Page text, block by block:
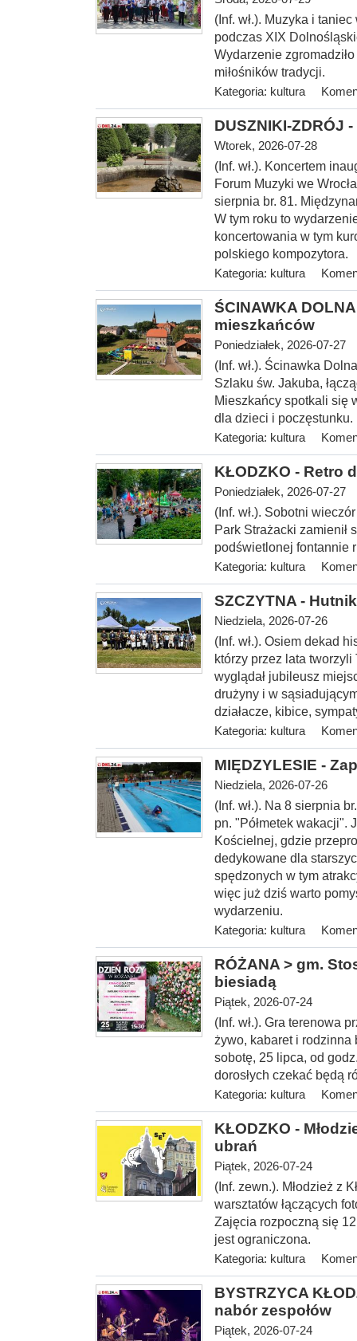
(Inf. wł.). Muzyka i
podczas XIX
Wydarzenie
miłośników tradycji.
Kategoria: kultura
DUSZNIKI-ZDRÓJ
Wtorek, 2026-07-28
(Inf. wł.). Koncertem
Forum Muzyki we
sierpnia br. 81.
W tym roku to
koncertowania w tym
polskiego kompozytora.
Kategoria: kultura
ŚCINAWKA
mieszkańców
Poniedziałek, 2026-07-27
(Inf. wł.). Ścinawka
Szlaku św. Jakuba,
Mieszkańcy spotkali się
dla dzieci i poczęstunku.
Kategoria: kultura
KŁODZKO - Retro
Poniedziałek, 2026-07-27
(Inf. wł.). Sobotni
Park Strażacki zamienił
podświetlonej fontannie
Kategoria: kultura
SZCZYTNA -
Niedziela, 2026-07-26
(Inf. wł.). Osiem dekad
którzy przez lata
wyglądał jubileusz
drużyny i w
działacze, kibice,
Kategoria: kultura
MIĘDZYLESIE -
Niedziela, 2026-07-26
(Inf. wł.). Na 8 sierpnia
pn. "Półmetek wakacji".
Kościelnej, gdzie
dedykowane dla
spędzonych w tym
więc już dziś warto
wydarzeniu.
Kategoria: kultura
RÓŻANA > gm.
biesiadą
Piątek, 2026-07-24
(Inf. wł.). Gra terenowa
żywo, kabaret i
sobotę, 25 lipca, od
dorosłych czekać będą
Kategoria: kultura
KŁODZKO -
ubrań
Piątek, 2026-07-24
(Inf. zewn.). Młodzież z
warsztatów łączących
Zajęcia rozpoczną się
jest ograniczona.
Kategoria: kultura
BYSTRZYCA
nabór zespołów
Piątek, 2026-07-24